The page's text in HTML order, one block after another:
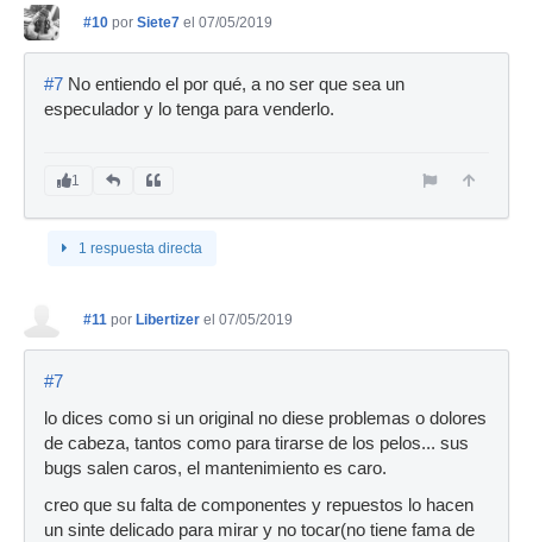
#10 por Siete7 el 07/05/2019
#7 No entiendo el por qué, a no ser que sea un
especulador y lo tenga para venderlo.
1
1 respuesta directa
#11 por Libertizer el 07/05/2019
#7
lo dices como si un original no diese problemas o dolores
de cabeza, tantos como para tirarse de los pelos... sus
bugs salen caros, el mantenimiento es caro.
creo que su falta de componentes y repuestos lo hacen
un sinte delicado para mirar y no tocar(no tiene fama de